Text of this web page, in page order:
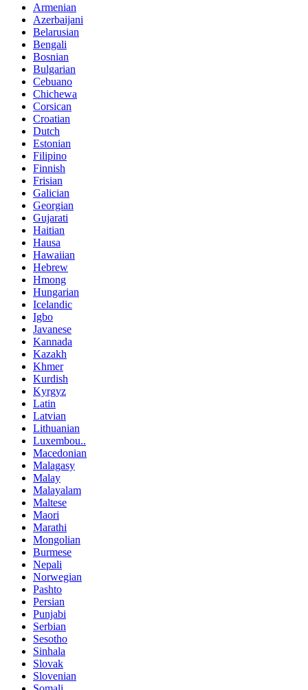
Armenian
Azerbaijani
Belarusian
Bengali
Bosnian
Bulgarian
Cebuano
Chichewa
Corsican
Croatian
Dutch
Estonian
Filipino
Finnish
Frisian
Galician
Georgian
Gujarati
Haitian
Hausa
Hawaiian
Hebrew
Hmong
Hungarian
Icelandic
Igbo
Javanese
Kannada
Kazakh
Khmer
Kurdish
Kyrgyz
Latin
Latvian
Lithuanian
Luxembou..
Macedonian
Malagasy
Malay
Malayalam
Maltese
Maori
Marathi
Mongolian
Burmese
Nepali
Norwegian
Pashto
Persian
Punjabi
Serbian
Sesotho
Sinhala
Slovak
Slovenian